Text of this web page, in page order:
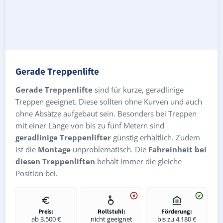
Gerade Treppenlifte
Gerade Treppenlifte sind für kurze, geradlinige
Treppen geeignet. Diese sollten ohne Kurven und auch
ohne Absätze aufgebaut sein. Besonders bei Treppen
mit einer Länge von bis zu fünf Metern sind
geradlinige Treppenlifter günstig erhältlich. Zudem
ist die Montage unproblematisch. Die Fahreinheit bei
diesen Treppenliften behält immer die gleiche
Position bei.
Preis:
ab 3.500 €
Rollstuhl:
nicht geeignet
Förderung:
bis zu 4.180 €